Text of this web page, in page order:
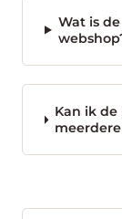
Wat is
Kan ik